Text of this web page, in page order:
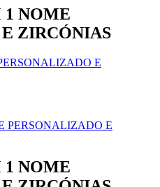
1 NOME
ZIRCÓNIAS
E
1 NOME